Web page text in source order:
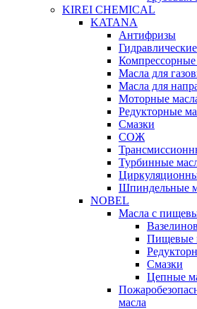
KIREI CHEMICAL
KATANA
Антифризы
Компрессорные
Масла для
Масла для
Моторные
Редукторные
Смазки
СОЖ
Турбинные
Шпиндельные
NOBEL
Масла с
Пищевые
Смазки
Цепные
масла